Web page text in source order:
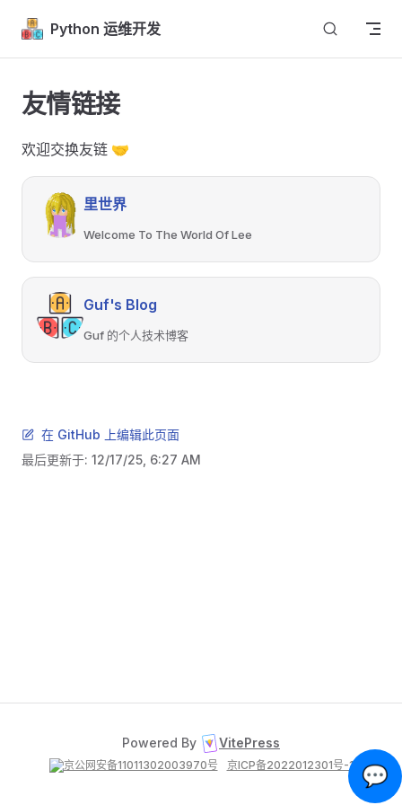
Skip to content
Python 运维开发
友情链接
欢迎交换友链 🤝
里世界
Welcome To The World Of Lee
Guf's Blog
Guf 的个人技术博客
在 GitHub 上编辑此页面
最后更新于: 12/17/25, 6:27 AM
Powered By VitePress
京公网安备11011302003970号 京ICP备2022012301号-1 💬